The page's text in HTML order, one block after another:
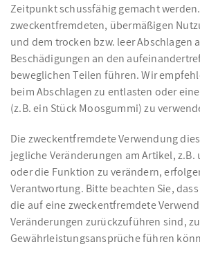
Zeitpunkt schussfähig gemacht
zweckentfremdeten, übermäßigen
und dem trocken bzw. leer Abschlagen
Beschädigungen an den
beweglichen Teilen führen. Wir
beim Abschlagen zu entlasten oder
(z.B. ein Stück Moosgummi) zu
Die zweckentfremdete Verwendung
jegliche Veränderungen am Artikel, z.B.
oder die Funktion zu verändern,
Verantwortung. Bitte beachten Sie,
die auf eine zweckentfremdete
Veränderungen zurückzuführen sind,
Gewährleistungsansprüche führen